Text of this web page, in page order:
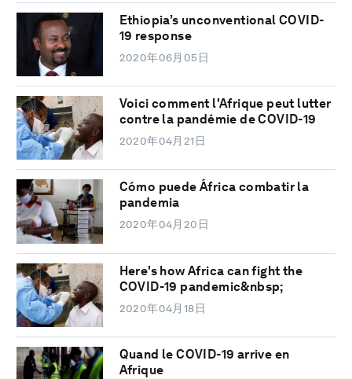
Ethiopia’s unconventional COVID-
19 response
2020年06月05日
Voici comment l'Afrique peut lutter
contre la pandémie de COVID-19
2020年04月21日
Cómo puede África combatir la
pandemia
2020年04月20日
Here's how Africa can fight the
COVID-19 pandemic&nbsp;
2020年04月18日
Quand le COVID-19 arrive en
Afrique